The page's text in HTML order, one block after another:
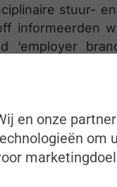
stuur-
informeerden
‘employer
we met de
voor de
technici en
om de
In deze
en onze
om